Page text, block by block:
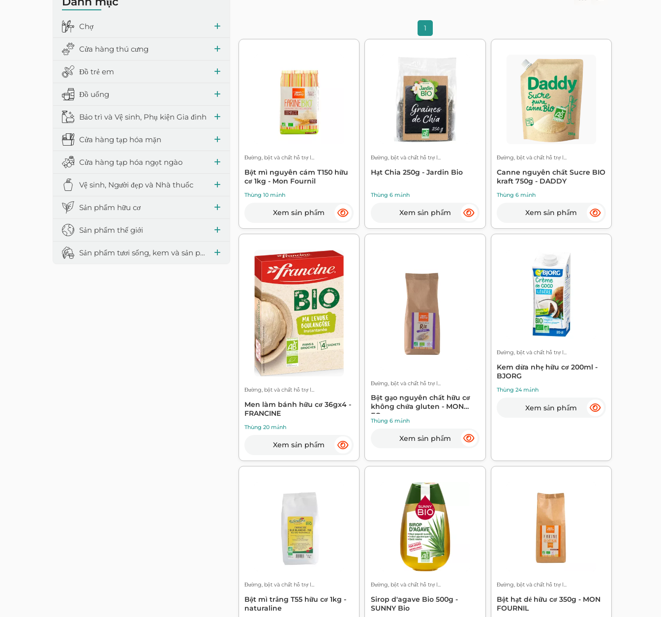
Sản phẩm bảo trì
Diệt côn trùng và bẫy
Chợ
Cửa hàng thú cưng
Đồ trẻ em
Đồ uống
Bảo trì và Vệ sinh, Phụ kiện Gia đình
Cửa hàng tạp hóa mặn
Cửa hàng tạp hóa ngọt ngào
Vệ sinh, Người đẹp và Nhà thuốc
Sản phẩm hữu cơ
Sản phẩm thế giới
Sản phẩm tươi sống, kem và sản phẩm từ sữa
1
Đường, bột và chất hỗ trợ l...
Bột mì nguyên cám T150 hữu
cơ 1kg - Mon Fournil
Thùng 10 mảnh
Xem sản phẩm
Đường, bột và chất hỗ trợ l...
Hạt Chia 250g - Jardin Bio
Thùng 6 mảnh
Xem sản phẩm
Đường, bột và chất hỗ trợ l...
Canne nguyên chất Sucre BIO
kraft 750g - DADDY
Thùng 6 mảnh
Xem sản phẩm
Đường, bột và chất hỗ trợ l...
Men làm bánh hữu cơ 36gx4 -
FRANCINE
Thùng 20 mảnh
Xem sản phẩm
Đường, bột và chất hỗ trợ l...
Bột gạo nguyên chất hữu cơ
không chứa gluten - MON
FO...
Thùng 6 mảnh
Xem sản phẩm
Đường, bột và chất hỗ trợ l...
Kem dừa nhẹ hữu cơ 200ml -
BJORG
Thùng 24 mảnh
Xem sản phẩm
Đường, bột và chất hỗ trợ l...
Bột mì trắng T55 hữu cơ 1kg -
naturaline
Đường, bột và chất hỗ trợ l...
Sirop d'agave Bio 500g -
SUNNY Bio
Đường, bột và chất hỗ trợ l...
Bột hạt dẻ hữu cơ 350g - MON
FOURNIL